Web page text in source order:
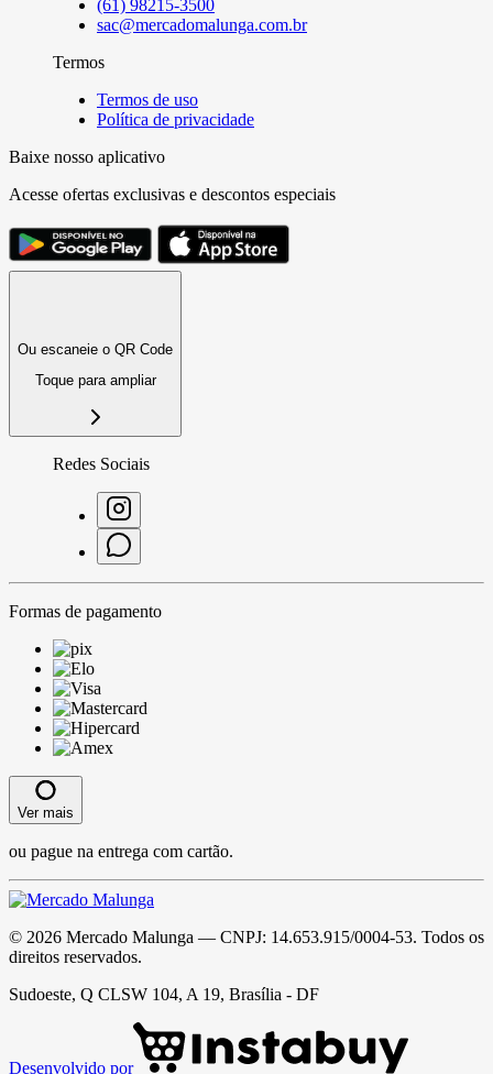
(61) 98215-3500
sac@mercadomalunga.com.br
Termos
Termos de uso
Política de privacidade
Baixe nosso aplicativo
Acesse ofertas exclusivas e descontos especiais
Ou escaneie o QR Code
Toque para ampliar
Redes Sociais
Formas de pagamento
Ver mais
ou pague na entrega com cartão.
© 2026 Mercado Malunga — CNPJ: 14.653.915/0004-53. Todos os
direitos reservados.
Sudoeste, Q CLSW 104, A 19, Brasília - DF
Desenvolvido por